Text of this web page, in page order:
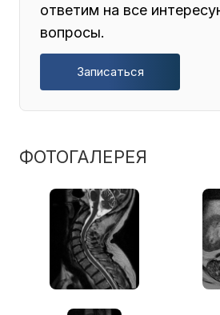
ответим на все
вопросы.
Записаться
ФОТОГАЛЕРЕЯ